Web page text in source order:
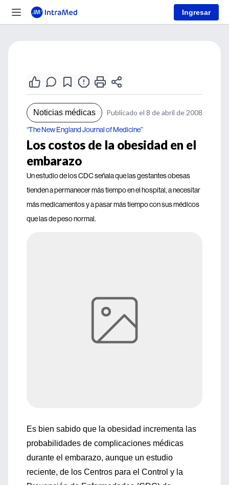
Ingresar
Noticias médicas Publicado el 8 de abril de 2008
“The New England Journal of Medicine”
Los costos de la obesidad en el
embarazo
Un estudio de los CDC señala que las gestantes obesas
tienden a permanecer más tiempo en el hospital, a necesitar
más medicamentos y a pasar más tiempo con sus médicos
que las de peso normal.
Es bien sabido que la obesidad incrementa las
probabilidades de complicaciones médicas
durante el embarazo, aunque un estudio
reciente, de los Centros para el Control y la